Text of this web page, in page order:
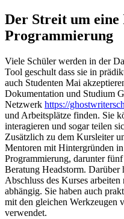
Der Streit um
Programmierung
Viele Schüler werden in der
Tool geschult dass sie in
auch Studenten Mai
Dokumentation und Studium
Netzwerk https://
und Arbeitsplätze finden. Sie
interagieren und sogar teilen
Zusätzlich zu dem Kursleiter
Mentoren mit Hintergründen
Programmierung, darunter
Beratung Headstorm. Darüber
Abschluss des Kurses
abhängig. Sie haben auch
mit den gleichen Werkzeugen
verwendet.